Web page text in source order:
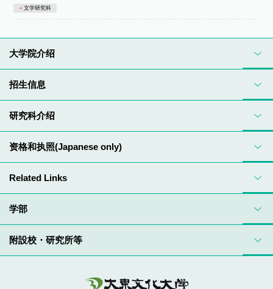
文学研究科
学部
附設校・研究所等
大学院介绍
招生信息
研究科介绍
资格和执照(Japanese only)
Related Links